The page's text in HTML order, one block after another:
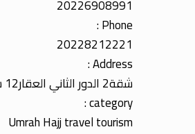
20226908991
Phone :
20228212221
Address :
شقة2 الدور الثاني العقار12 ش النزهة من ارض الجولف
category :
Umrah Hajj travel tourism